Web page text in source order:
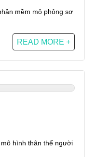
mềm mô phỏng sơ
READ MORE +
hình thân thể người